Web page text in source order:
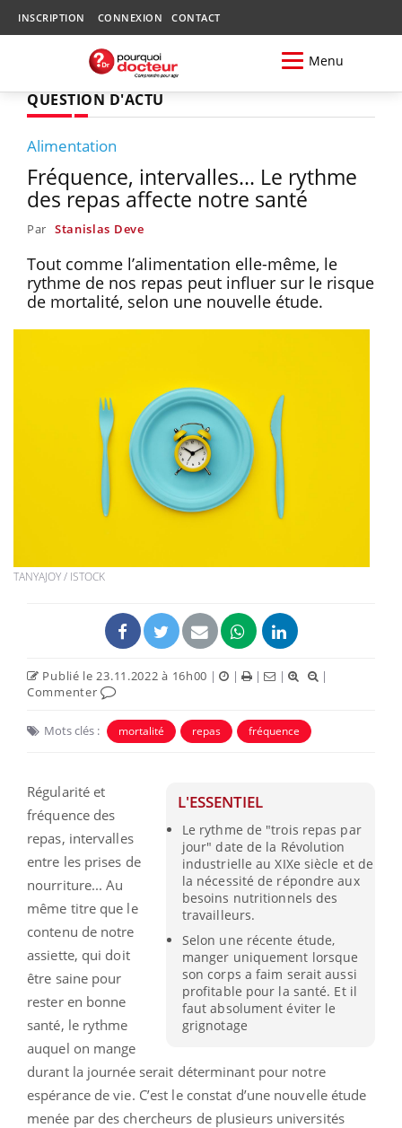
INSCRIPTION CONNEXION CONTACT
Menu
QUESTION D'ACTU
Alimentation
Fréquence, intervalles... Le rythme
des repas affecte notre santé
Par Stanislas Deve
Tout comme l’alimentation elle-même, le
rythme de nos repas peut influer sur le risque
de mortalité, selon une nouvelle étude.
TANYAJOY / ISTOCK
Publié le 23.11.2022 à 16h00 | | | |
|
Commenter
Mots clés : mortalité repas fréquence
L'ESSENTIEL
Le rythme de "trois repas par
jour" date de la Révolution
industrielle au XIXe siècle et de
la nécessité de répondre aux
besoins nutritionnels des
travailleurs.
Selon une récente étude,
manger uniquement lorsque
son corps a faim serait aussi
profitable pour la santé. Et il
faut absolument éviter le
grignotage
Régularité et
fréquence des
repas, intervalles
entre les prises de
nourriture... Au
même titre que le
contenu de notre
assiette, qui doit
être saine pour
rester en bonne
santé, le rythme
auquel on mange
durant la journée serait déterminant pour notre
espérance de vie. C’est le constat d’une nouvelle étude
menée par des chercheurs de plusieurs universités